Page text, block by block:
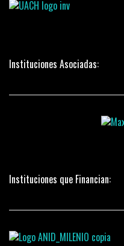
Instituciones Asociadas:
Instituciones que Financian: